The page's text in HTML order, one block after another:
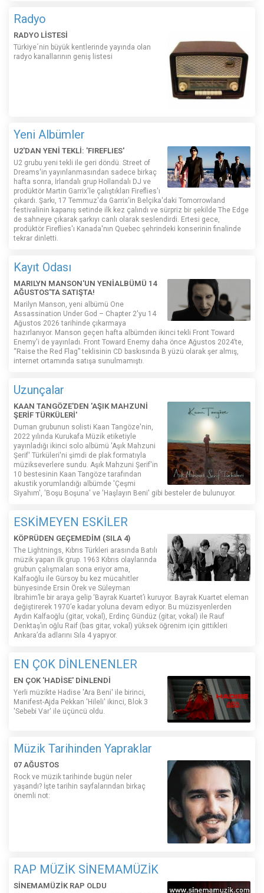
Radyo
RADYO LİSTESİ
Türkiye´nin büyük kentlerinde yayında olan
radyo kanallarının geniş listesi
Yeni Albümler
U2'DAN YENİ TEKLİ: 'FIREFLIES'
U2 grubu yeni tekli ile geri döndü. Street of
Dreams'in yayınlanmasından sadece birkaç
hafta sonra, İrlandalı grup Hollandalı DJ ve
prodüktör Martin Garrix'le çalıştıkları Fireflies'ı
çıkardı. Şarkı, 17 Temmuz'da Garrix'in Belçika'daki Tomorrowland
festivalinin kapanış setinde ilk kez çalındı ​​ve sürpriz bir şekilde The Edge
de sahneye çıkarak şarkıyı canlı olarak seslendirdi. Ertesi gece,
prodüktör Fireflies'ı Kanada'nın Quebec şehrindeki konserinin finalinde
tekrar dinletti.
Kayıt Odası
MARILYN MANSON'UN YENİALBÜMÜ 14
AĞUSTOS'TA SATIŞTA!
Marilyn Manson, yeni albümü One
Assassination Under God – Chapter 2'yu 14
Ağustos 2026 tarihinde çıkarmaya
hazırlanıyor. Manson geçen hafta albümden ikinci tekli Front Toward
Enemy'i de yayınladı. Front Toward Enemy daha önce Ağustos 2024’te,
“Raise the Red Flag” teklisinin CD baskısında B yüzü olarak şer almış,
internet ortamında satışa sunulmamıştı.
Uzunçalar
KAAN TANGÖZE'DEN 'AŞIK MAHZUNİ
ŞERİF TÜRKÜLERİ'
Duman grubunun solisti Kaan Tangöze'nin,
2022 yılında Kurukafa Müzik etiketiyle
yayınladığı ikinci solo albümü 'Aşık Mahzuni
Şerif' Türküleri'ni şimdi de plak formatıyla
müzikseverlere sundu. Aşık Mahzuni Şerif'in
10 bestesinin Kaan Tangöze tarafından
akustik yorumlandığı albümde 'Çeşmi
Siyahım', 'Boşu Boşuna' ve 'Haşlayın Beni' gibi besteler de bulunuyor.
ESKİMEYEN ESKİLER
KÖPRÜDEN GEÇEMEDİM (SILA 4)
The Lightnings, Kıbrıs Türkleri arasında Batılı
müzik yapan ilk grup. 1963 Kıbrıs olaylarında
grubun çalışmaları sona eriyor ama,
Kalfaoğlu ile Gürsoy bu kez mücahitler
bünyesinde Ersin Örek ve Süleyman
İbrahim’le bir araya gelip ‘Bayrak Kuartet’i kuruyor. Bayrak Kuartet eleman
değiştirerek 1970’e kadar yoluna devam ediyor. Bu müzisyenlerden
Aydın Kalfaoğlu (gitar, vokal), Erdinç Gündüz (gitar, vokal) ile Rauf
Denktaş’ın oğlu Raif (bas gitar, vokal) yüksek öğrenim için gittikleri
Ankara’da adlarını Sıla 4 yapıyor.
EN ÇOK DİNLENENLER
EN ÇOK 'HADİSE' DİNLENDİ
Yerli müzikte Hadise 'Ara Beni' ile birinci,
Manifest-Ajda Pekkan 'Hileli' ikinci, Blok 3
'Sebebi Var' ile üçüncü oldu.
Müzik Tarihinden Yapraklar
07 AĞUSTOS
Rock ve müzik tarihinde bugün neler
yaşandı? İşte tarihin sayfalarından birkaç
önemli not:
RAP MÜZİK SİNEMAMÜZİK
SİNEMAMÜZİK RAP OLDU